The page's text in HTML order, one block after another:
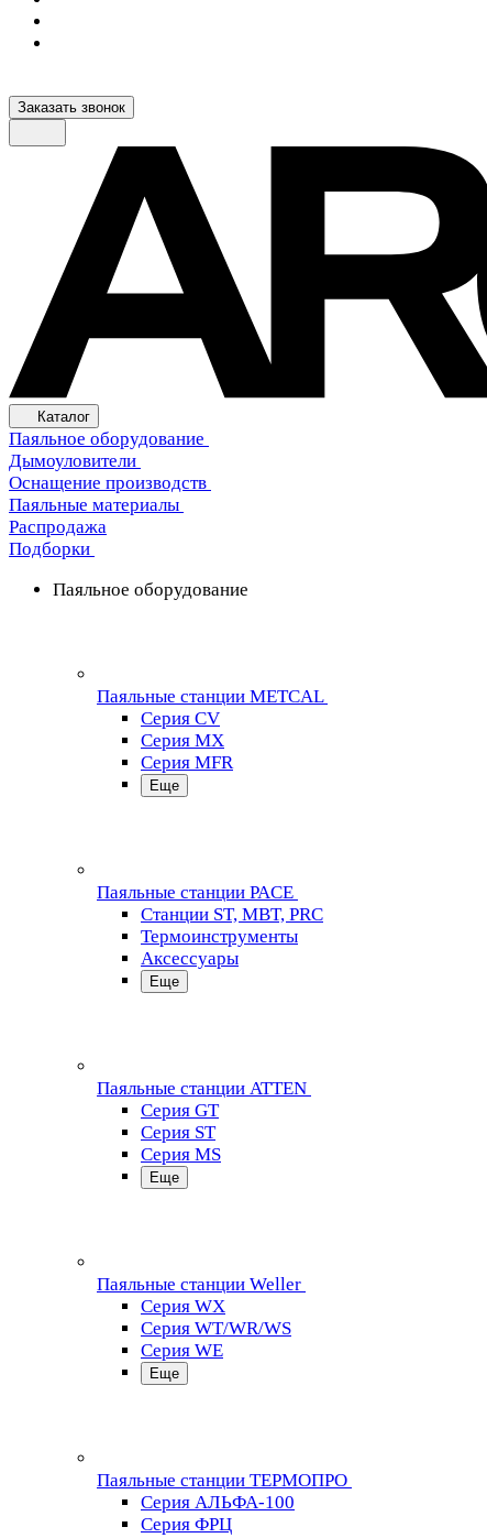
Заказать звонок
Каталог
Паяльное оборудование
Дымоуловители
Оснащение производств
Паяльные материалы
Распродажа
Подборки
Паяльное оборудование
Паяльные станции METCAL
Серия CV
Серия MX
Серия MFR
Еще
Паяльные станции PACE
Станции ST, MBT, PRC
Термоинструменты
Аксессуары
Еще
Паяльные станции ATTEN
Серия GT
Серия ST
Серия MS
Еще
Паяльные станции Weller
Серия WX
Серия WT/WR/WS
Серия WE
Еще
Паяльные станции ТЕРМОПРО
Серия АЛЬФА-100
Серия ФРЦ